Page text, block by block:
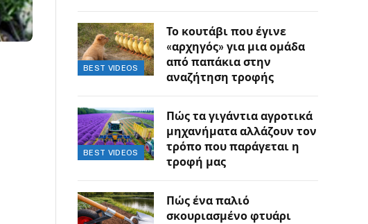
BEST VIDEOS
Το κουτάβι που έγινε
«αρχηγός» για μια ομάδα
από παπάκια στην
αναζήτηση τροφής
BEST VIDEOS
Πώς τα γιγάντια αγροτικά
μηχανήματα αλλάζουν τον
τρόπο που παράγεται η
τροφή μας
Πώς ένα παλιό
σκουριασμένο φτυάρι